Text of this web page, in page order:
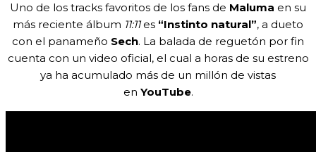
Uno de los tracks favoritos de los fans de Maluma en su
más reciente álbum 11:11es “Instinto natural”, a dueto
con el panameño Sech. La balada de reguetón por fin
cuenta con un video oficial, el cual a horas de su estreno
ya ha acumulado más de un millón de vistas
en YouTube.